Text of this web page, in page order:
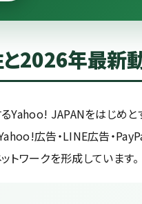
2026年最新
JAPANをはじめと
広告・LINE広告・
トワークを形成しています。